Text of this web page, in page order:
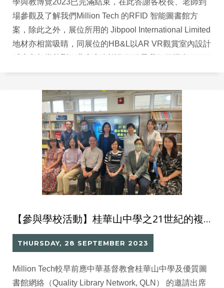
學與教博覽2023已完滿結束，在此答謝各校長、老師到
場參觀及了解我們Million Tech 的RFID 智能圖書館方
案，除此之外，展位所用的 Jibpool International Limited
地材亦相當吸睛，同展位的HB&L以AR VR觀賞室內設計
【參與學校活動】桂華山中學之21世紀的複合智能圖書館總結分享會
THURSDAY, 28 SEPTEMBER 2023
Million Tech較早前應中華基督教會桂華山中學及優質圖
書館網絡（Quality Library Network, QLN） 的邀請出席